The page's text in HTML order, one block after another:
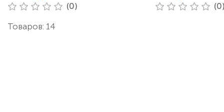
(0)
Товаров: 14